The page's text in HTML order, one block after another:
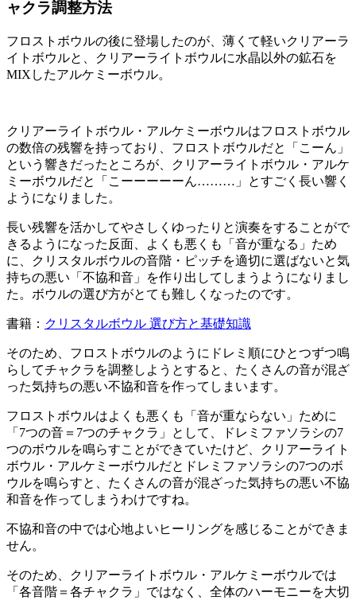
ャクラ調整方法
フロストボウルの後に登場したのが、薄くて軽いクリアーラ
イトボウルと、クリアーライトボウルに水晶以外の鉱石を
MIXしたアルケミーボウル。
クリアーライトボウル・アルケミーボウルはフロストボウル
の数倍の残響を持っており、フロストボウルだと「こーん」
という響きだったところが、クリアーライトボウル・アルケ
ミーボウルだと「こーーーーーん………」とすごく長い響く
ようになりました。
長い残響を活かしてやさしくゆったりと演奏をすることがで
きるようになった反面、よくも悪くも「音が重なる」ため
に、クリスタルボウルの音階・ピッチを適切に選ばないと気
持ちの悪い「不協和音」を作り出してしまうようになりまし
た。ボウルの選び方がとても難しくなったのです。
書籍： クリスタルボウル 選び方と基礎知識
そのため、フロストボウルのようにドレミ順にひとつずつ鳴
らしてチャクラを調整しようとすると、たくさんの音が混ざ
った気持ちの悪い不協和音を作ってしまいます。
フロストボウルはよくも悪くも「音が重ならない」ために
「7つの音＝7つのチャクラ」として、ドレミファソラシの7
つのボウルを鳴らすことができていたけど、クリアーライト
ボウル・アルケミーボウルだとドレミファソラシの7つのボ
ウルを鳴らすと、たくさんの音が混ざった気持ちの悪い不協
和音を作ってしまうわけですね。
不協和音の中では心地よいヒーリングを感じることができま
せん。
そのため、クリアーライトボウル・アルケミーボウルでは
「各音階＝各チャクラ」ではなく、全体のハーモニーを大切